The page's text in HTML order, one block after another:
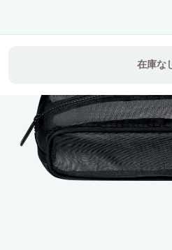
アイ
キャンペーン
店舗検索
ログインまたはサインアッ
在庫な